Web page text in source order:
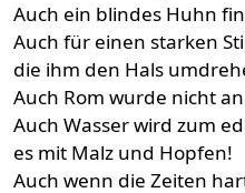
Auch ein blindes Huhn
Auch für einen starken
die ihm den Hals
Auch Rom wurde nicht
Auch Wasser wird zum
es mit Malz und Hopfen!
Auch wenn die Zeiten